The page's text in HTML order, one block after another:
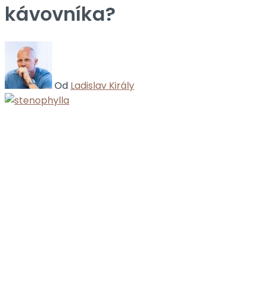
kávovníka?
Od Ladislav Király